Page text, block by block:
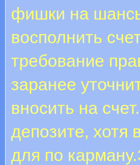
фишки на
восполнить
требование
заранее
вносить на
депозите,
для по